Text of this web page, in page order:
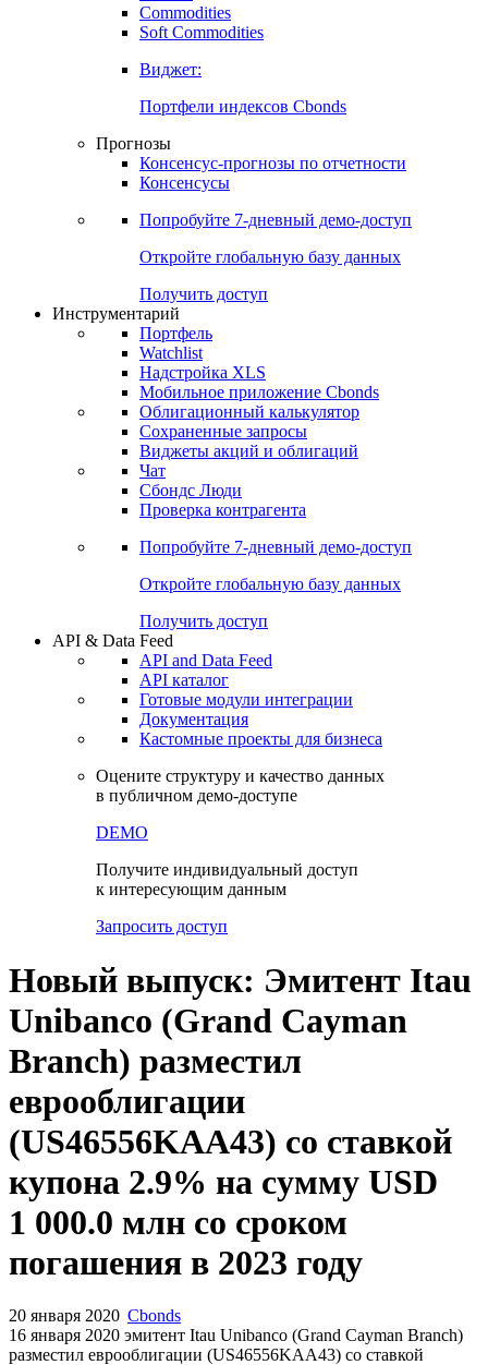
Commodities
Золото
Бензин
Soft Commodities
Виджет:
Портфели индексов Cbonds
Прогнозы
Консенсусы
Попробуйте7-дневный
Откройте глобальную базу данных
Получить доступ
Инструментарий
Портфель
Watchlist
Надстройка XLS
Мобильное приложение Cbonds
Облигационный калькулятор
Сохраненные запросы
Чат
Проверка контрагента
Попробуйте7-дневный
Откройте глобальную базу данных
Получить доступ
API & Data Feed
API and Data Feed
Готовые модули интеграции
Документация
в публичном демо-доступе
к интересующим данным
Запросить доступ
Новый выпуск: Эмитент Itau
Unibanco (Grand Cayman
Branch) разместил
еврооблигации
(US46556KAA43) со ставкой
купона 2.9% на сумму USD
погашения в 2023 году